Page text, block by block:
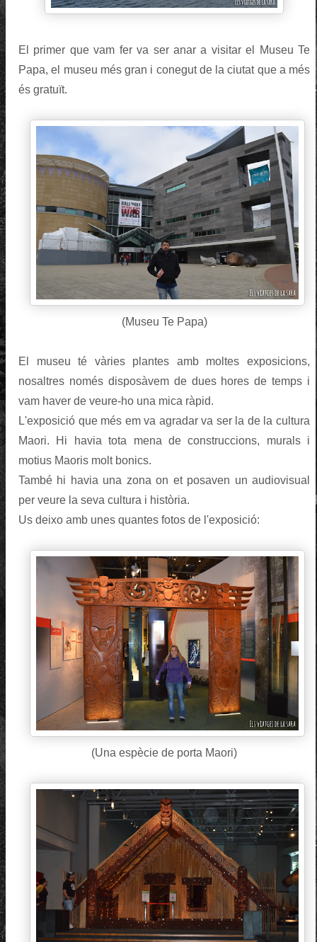
El primer que vam fer va ser anar a visitar el Museu Te
Papa, el museu més gran i conegut de la ciutat que a més
és gratuït.
(Museu Te Papa)
El museu té vàries plantes amb moltes exposicions,
nosaltres només disposàvem de dues hores de temps i
vam haver de veure-ho una mica ràpid.
L'exposició que més em va agradar va ser la de la cultura
Maori. Hi havia tota mena de construccions, murals i
motius Maoris molt bonics.
També hi havia una zona on et posaven un audiovisual
per veure la seva cultura i història.
Us deixo amb unes quantes fotos de l'exposició:
(Una espècie de porta Maori)